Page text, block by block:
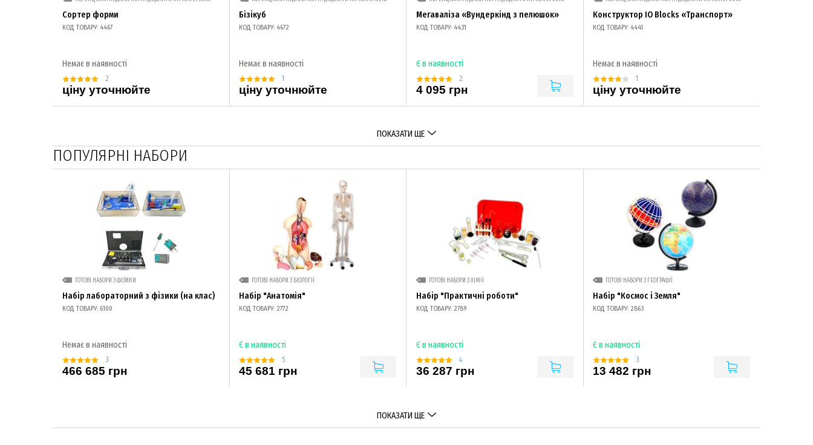
Сортер форми
КОД ТОВАРУ: 4467
Немає в наявності
2
ціну уточнюйте
Бізікуб
КОД ТОВАРУ: 4672
Немає в наявності
1
ціну уточнюйте
Мегаваліза «Вундеркінд з пелюшок»
КОД ТОВАРУ: 4431
Є в наявності
2
4 095 грн
Конструктор IO Blocks «Транспорт»
КОД ТОВАРУ: 4441
Немає в наявності
1
ціну уточнюйте
ПОКАЗАТИ ЩЕ
ПОПУЛЯРНІ НАБОРИ
ГОТОВІ НАБОРИ З ФІЗИКИ
Набір лабораторний з фізики (на клас)
КОД ТОВАРУ: 6100
Немає в наявності
3
466 685 грн
ГОТОВІ НАБОРИ З БІОЛОГІЇ
Набір "Анатомія"
КОД ТОВАРУ: 2772
Є в наявності
5
45 681 грн
ГОТОВІ НАБОРИ З ХІМІЇ
Набір "Практичні роботи"
КОД ТОВАРУ: 2789
Є в наявності
4
36 287 грн
ГОТОВІ НАБОРИ З ГЕОГРАФІЇ
Набір "Космос і Земля"
КОД ТОВАРУ: 2863
Є в наявності
3
13 482 грн
ПОКАЗАТИ ЩЕ